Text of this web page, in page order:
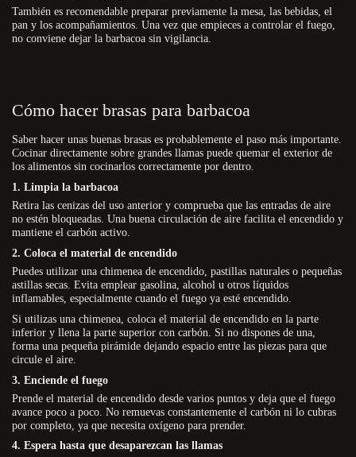
También es recomendable preparar previamente la mesa, las bebidas, el
pan y los acompañamientos. Una vez que empieces a controlar el fuego,
no conviene dejar la barbacoa sin vigilancia.
Cómo hacer brasas para barbacoa
Saber hacer unas buenas brasas es probablemente el paso más importante.
Cocinar directamente sobre grandes llamas puede quemar el exterior de
los alimentos sin cocinarlos correctamente por dentro.
1. Limpia la barbacoa
Retira las cenizas del uso anterior y comprueba que las entradas de aire
no estén bloqueadas. Una buena circulación de aire facilita el encendido y
mantiene el carbón activo.
2. Coloca el material de encendido
Puedes utilizar una chimenea de encendido, pastillas naturales o pequeñas
astillas secas. Evita emplear gasolina, alcohol u otros líquidos
inflamables, especialmente cuando el fuego ya esté encendido.
Si utilizas una chimenea, coloca el material de encendido en la parte
inferior y llena la parte superior con carbón. Si no dispones de una,
forma una pequeña pirámide dejando espacio entre las piezas para que
circule el aire.
3. Enciende el fuego
Prende el material de encendido desde varios puntos y deja que el fuego
avance poco a poco. No remuevas constantemente el carbón ni lo cubras
por completo, ya que necesita oxígeno para prender.
4. Espera hasta que desaparezcan las llamas